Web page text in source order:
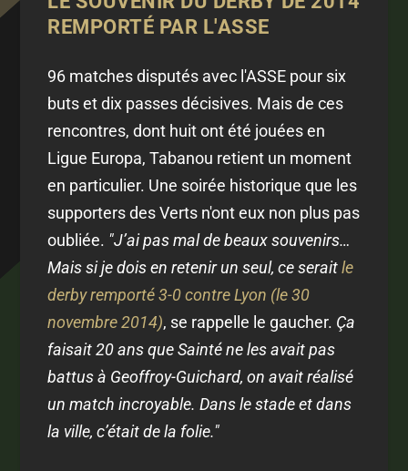
REMPORTÉ PAR L'ASSE
96 matches disputés avec l'ASSE pour six
buts et dix passes décisives. Mais de ces
rencontres, dont huit ont été jouées en
Ligue Europa, Tabanou retient un moment
en particulier. Une soirée historique que les
supporters des Verts n'ont eux non plus pas
oubliée. "J’ai pas mal de beaux souvenirs…
Mais si je dois en retenir un seul, ce seraitle
derby remporté 3-0 contre Lyon (le 30
novembre 2014), se rappelle le gaucher. Ça
faisait 20 ans que Sainté ne les avait pas
battus à Geoffroy-Guichard, on avait réalisé
un match incroyable. Dans le stade et dans
la ville, c’était de la folie."